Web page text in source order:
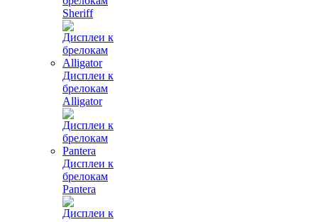
Sheriff
Дисплеи к
брелокам
Alligator
Дисплеи к
брелокам
Pantera